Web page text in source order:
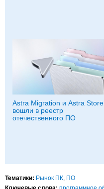
Astra Migration и Astra Store
вошли в реестр
отечественного ПО
Тематики: Рынок ПК ПО